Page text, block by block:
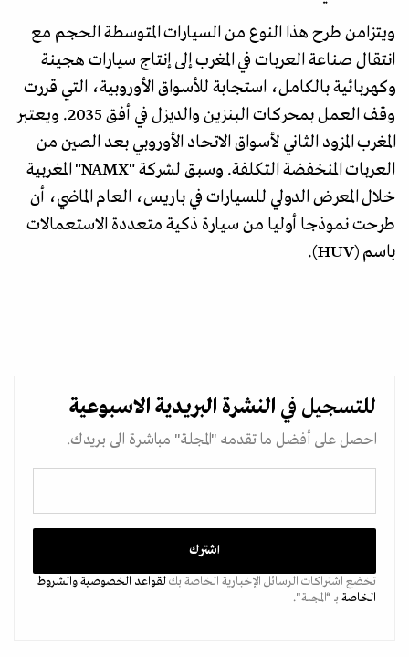
ويتزامن طرح هذا النوع من السيارات المتوسطة الحجم مع
انتقال صناعة العربات في المغرب إلى إنتاج سيارات هجينة
وكهربائية بالكامل، استجابة للأسواق الأوروبية، التي قررت
وقف العمل بمحركات البنزين والديزل في أفق 2035. ويعتبر
المغرب المزود الثاني لأسواق الاتحاد الأوروبي بعد الصين من
العربات المنخفضة التكلفة. وسبق لشركة "NAMX" المغربية
خلال المعرض الدولي للسيارات في باريس، العام الماضي، أن
طرحت نموذجا أوليا من سيارة ذكية متعددة الاستعمالات
باسم (HUV).
للتسجيل في النشرة البريدية الاسبوعية
احصل على أفضل ما تقدمه "المجلة" مباشرة الى بريدك.
تخضع اشتراكات الرسائل الإخبارية الخاصة بكلقواعد الخصوصيةوالشروط
الخاصة بـ “المجلة".